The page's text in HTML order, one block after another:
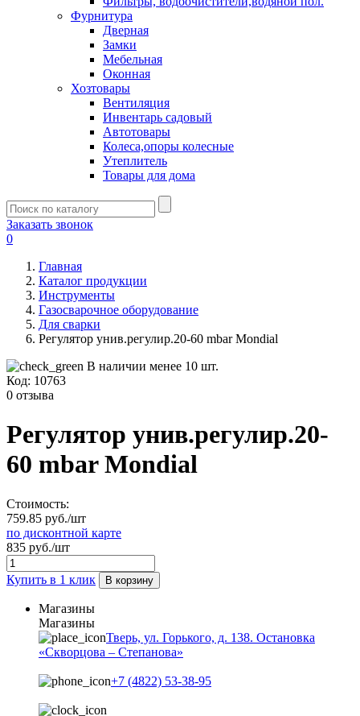
Фурнитура
Дверная
Замки
Мебельная
Оконная
Хозтовары
Вентиляция
Инвентарь садовый
Автотовары
Колеса,опоры колесные
Утеплитель
Товары для дома
Заказать звонок
0
Главная
Каталог продукции
Инструменты
Газосварочное оборудование
Для сварки
Регулятор унив.регулир.20-60 mbar Mondial
В наличии менее 10 шт.
Код: 10763
0 отзыва
Регулятор унив.регулир.20-
60 mbar Mondial
Стоимость:
759.85 руб./шт
по дисконтной карте
835 руб./шт
Купить в 1 клик В корзину
Магазины
Магазины
Тверь, ул. Горького, д. 138. Остановка
«Скворцова – Степанова»
+7 (4822) 53-38-95